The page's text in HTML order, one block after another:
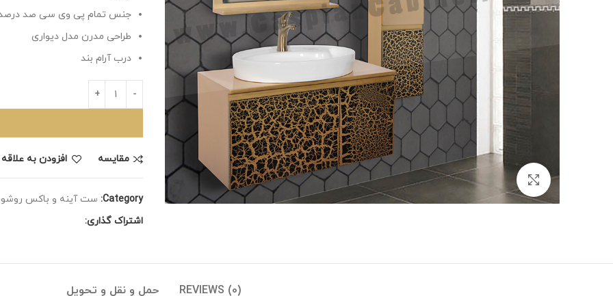
برای بزرگنمایی کلیک کنید
جنس تمام پی وی سی صد
طراحی مدرن مدل دیواری
درب آرام بند
مقايسه افزودن به
Category: ست آینه و باکس
اشتراک گذاری:
REVIEWS (0) حمل و نقل و تحویل